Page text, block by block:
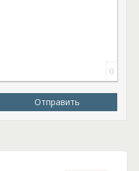
концовка первой
но также и
не дарят
фантастики.
0
Отправить